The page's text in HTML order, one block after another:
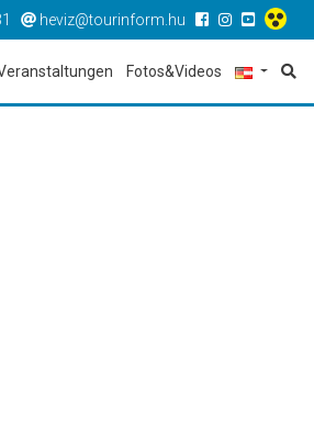
heviz@tourinform.hu
Fotos&Videos